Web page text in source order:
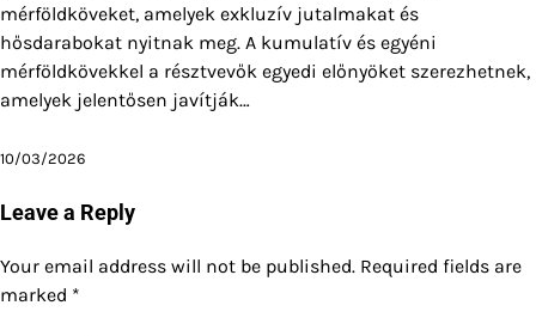
mérföldköveket, amelyek exkluzív jutalmakat és
hősdarabokat nyitnak meg. A kumulatív és egyéni
mérföldkövekkel a résztvevők egyedi előnyöket szerezhetnek,
amelyek jelentősen javítják…
10/03/2026
Leave a Reply
Your email address will not be published. Required fields are
marked *